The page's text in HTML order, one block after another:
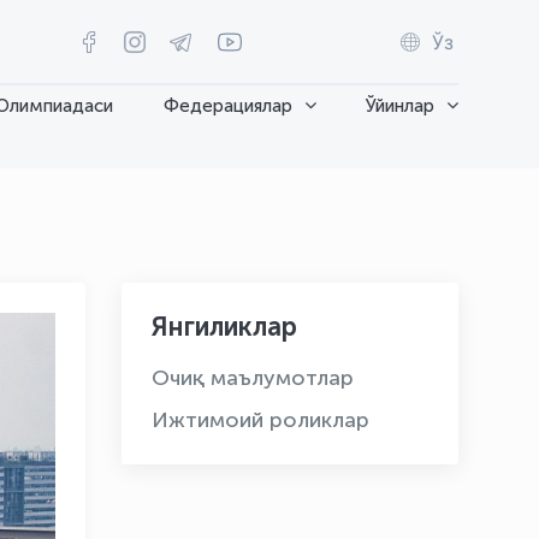
Ўз
Федерациялар Ўйинлар
Янгиликлар
Очиқ маълумотлар
Ижтимоий роликлар